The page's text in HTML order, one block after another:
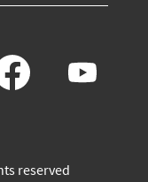
n
reserved